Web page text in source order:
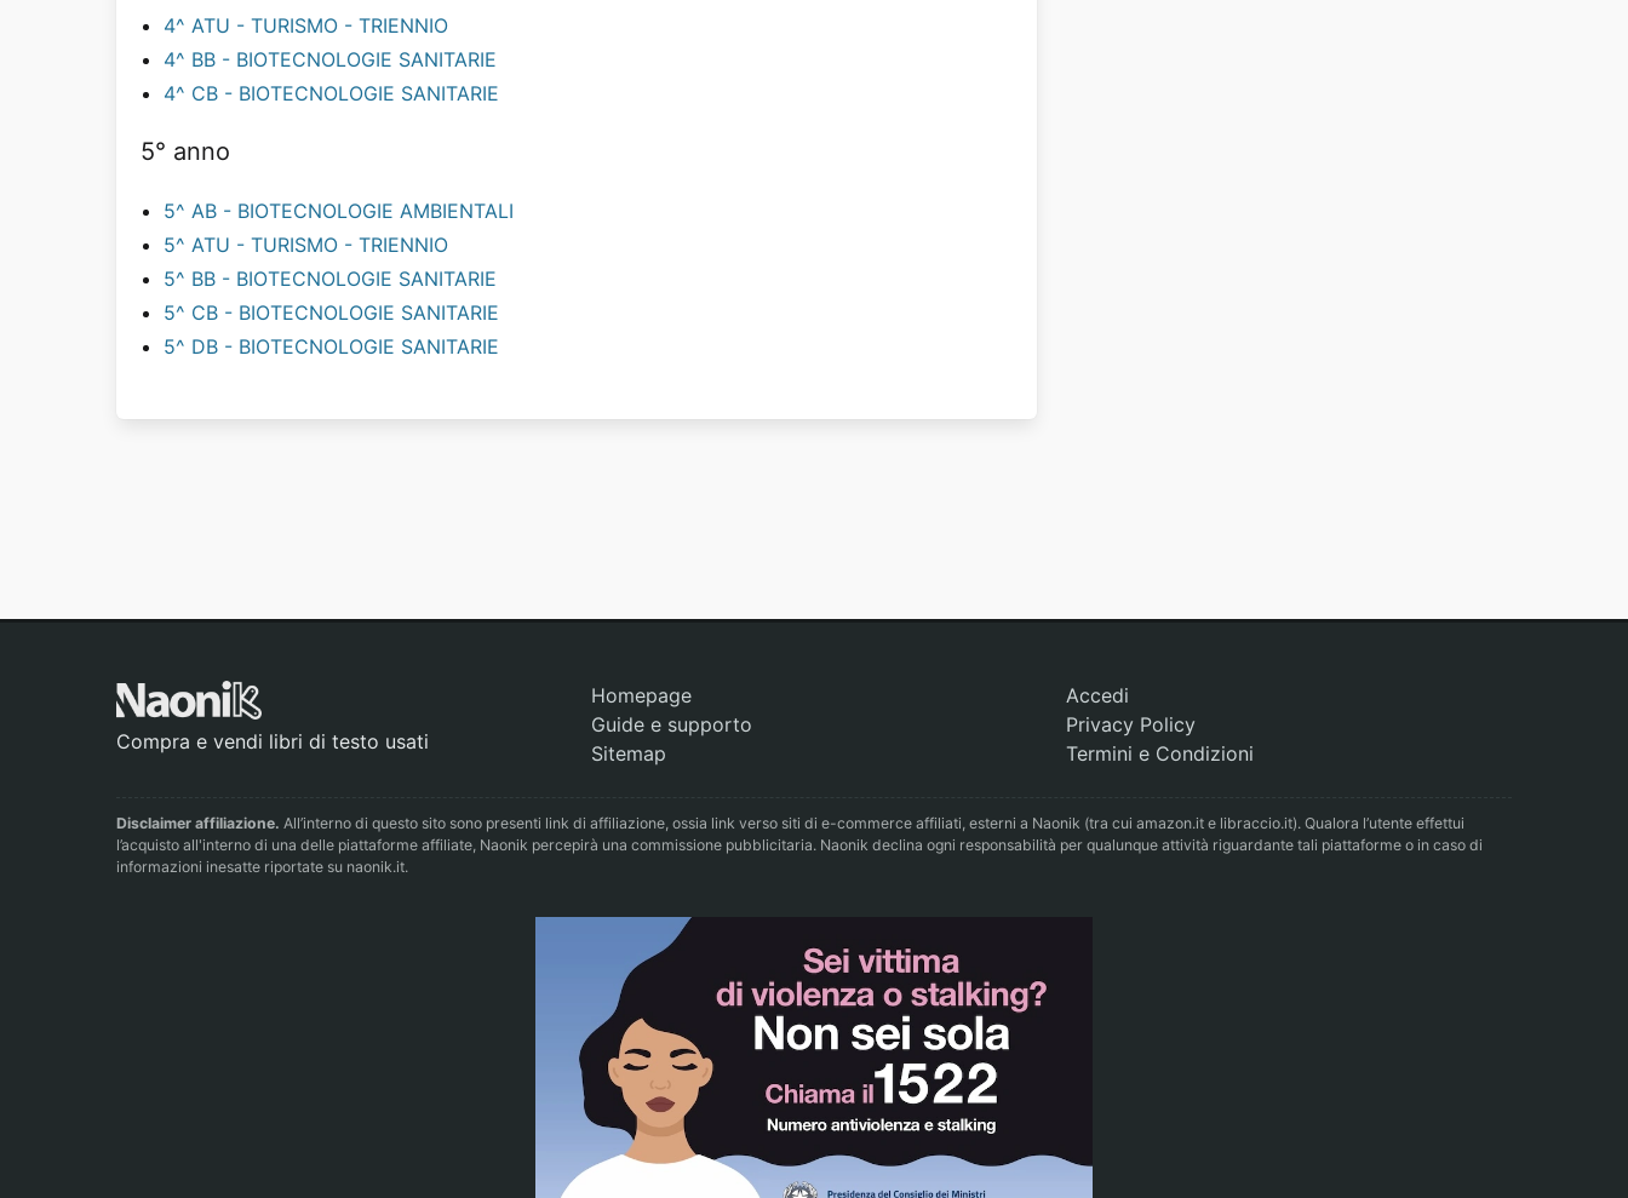
4^ ATU - TURISMO - TRIENNIO
4^ BB - BIOTECNOLOGIE SANITARIE
4^ CB - BIOTECNOLOGIE SANITARIE
5° anno
5^ AB - BIOTECNOLOGIE AMBIENTALI
5^ ATU - TURISMO - TRIENNIO
5^ BB - BIOTECNOLOGIE SANITARIE
5^ CB - BIOTECNOLOGIE SANITARIE
5^ DB - BIOTECNOLOGIE SANITARIE
Compra e vendi libri di testo usati
Homepage
Guide e supporto
Sitemap
Accedi
Privacy Policy
Termini e Condizioni